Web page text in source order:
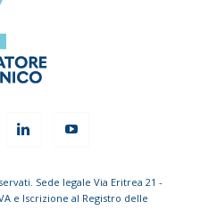
Sede legale Via Eritrea 21 -
e Iscrizione al Registro delle